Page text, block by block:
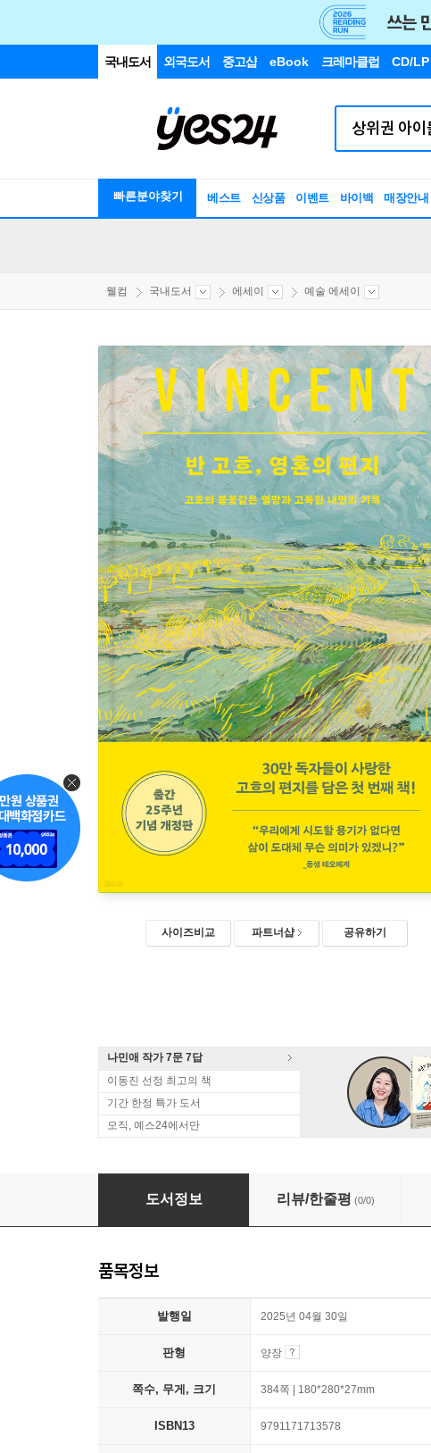
국내도서 외국도서 중고샵 eBook 크레마클럽 CD/LP
빠른분야찾기 베스트 신상품 이벤트 바이백 매장안내
웰컴 국내도서 에세이 예술 에세이
사이즈비교 파트너샵 공유하기
나민애 작가 7문 7답
이동진 선정 최고의 책
기간 한정 특가 도서
오직, 예스24에서만
반 고흐, 영혼의 편지 (큰글자도서)
도서정보 리뷰/한줄평 (0/0)
품목정보
발행일 2025년 04월 30일
판형 양장
쪽수, 무게, 크기 384쪽 | 180*280*27mm
ISBN13 9791171713578